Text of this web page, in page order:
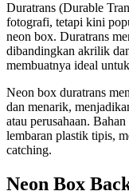
Duratrans (Durable
fotografi, tetapi kini
neon box. Duratrans
dibandingkan akrilik
membuatnya ideal
Neon box duratrans
dan menarik,
atau perusahaan.
lembaran plastik tipis,
catching.
Neon Box